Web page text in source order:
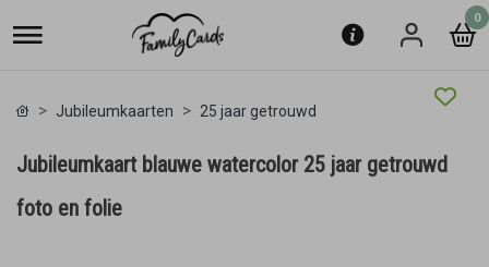
0
Jubileumkaarten 25 jaar getrouwd
Jubileumkaart blauwe watercolor 25 jaar getrouwd
foto en folie